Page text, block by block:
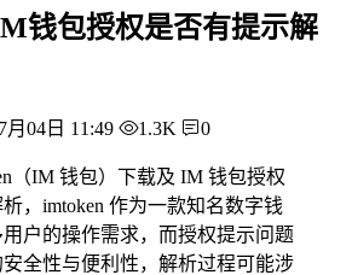
钱包授权是否有提示解
月04日 11:49 1.3K 0
（IM 钱包）下载及 IM 钱包授权
，imtoken 作为一款知名数字钱
户的操作需求，而授权提示问题
全性与便利性，解析过程可能涉